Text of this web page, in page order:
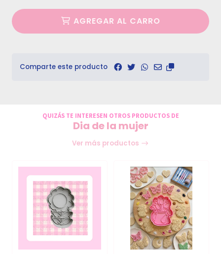
AGREGAR AL CARRO
Comparte este producto
QUIZÁS TE INTERESEN OTROS PRODUCTOS DE
Dia de la mujer
Ver más productos